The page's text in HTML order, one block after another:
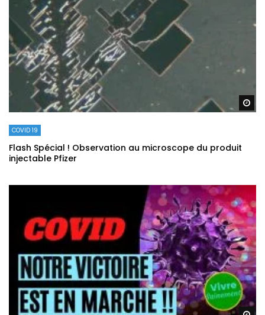
COVID 19
Flash Spécial ! Observation au microscope du produit
injectable Pfizer